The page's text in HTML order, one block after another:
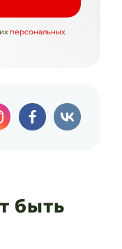
персональных
быть